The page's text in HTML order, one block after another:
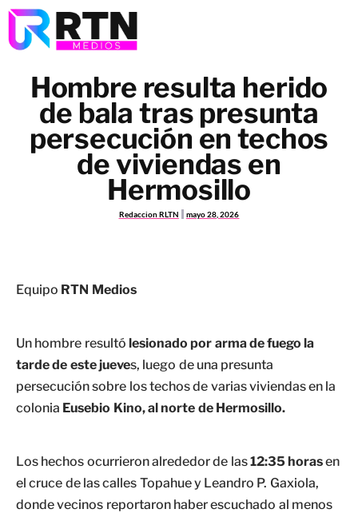
Hombre resulta herido
de bala tras presunta
persecución en techos
de viviendas en
Hermosillo
Redaccion RLTN mayo 28, 2026
Equipo RTN Medios
Un hombre resultó lesionado por arma de fuego la
tarde de este jueves, luego de una presunta
persecución sobre los techos de varias viviendas en la
colonia Eusebio Kino, al norte de Hermosillo.
Los hechos ocurrieron alrededor de las12:35 horasen
el cruce de las calles Topahue y Leandro P. Gaxiola,
donde vecinos reportaron haber escuchado al menos